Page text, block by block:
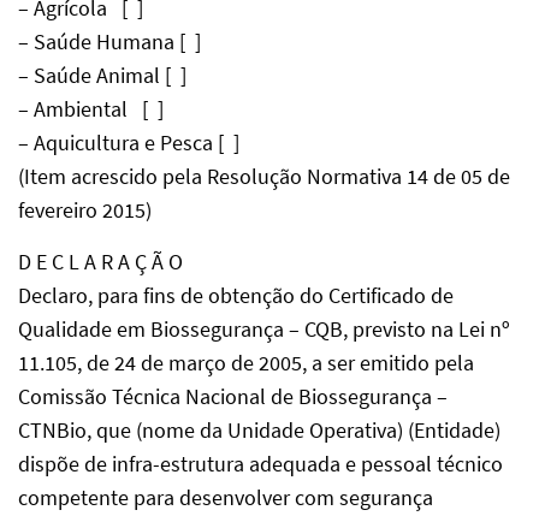
– Agrícola [ ]
– Saúde Humana [ ]
– Saúde Animal [ ]
– Ambiental [ ]
– Aquicultura e Pesca [ ]
(Item acrescido pela Resolução Normativa 14 de 05 de
fevereiro 2015)
D E C L A R A Ç Ã O
Declaro, para fins de obtenção do Certificado de
Qualidade em Biossegurança – CQB, previsto na Lei nº
11.105, de 24 de março de 2005, a ser emitido pela
Comissão Técnica Nacional de Biossegurança –
CTNBio, que (nome da Unidade Operativa) (Entidade)
dispõe de infra-estrutura adequada e pessoal técnico
competente para desenvolver com segurança